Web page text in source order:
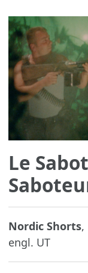
Le
Nordic Shorts,
engl. UT